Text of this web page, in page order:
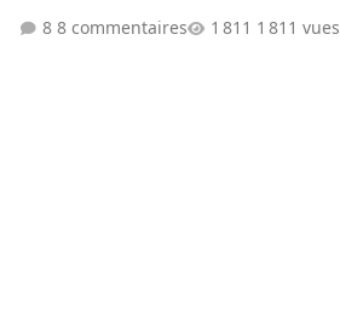
8 commentaires
1 811 vues